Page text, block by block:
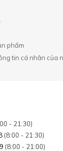
phẩm
tin cá nhân của
- 21:30)
(8:00 - 21:30)
(8:00 - 21:00)